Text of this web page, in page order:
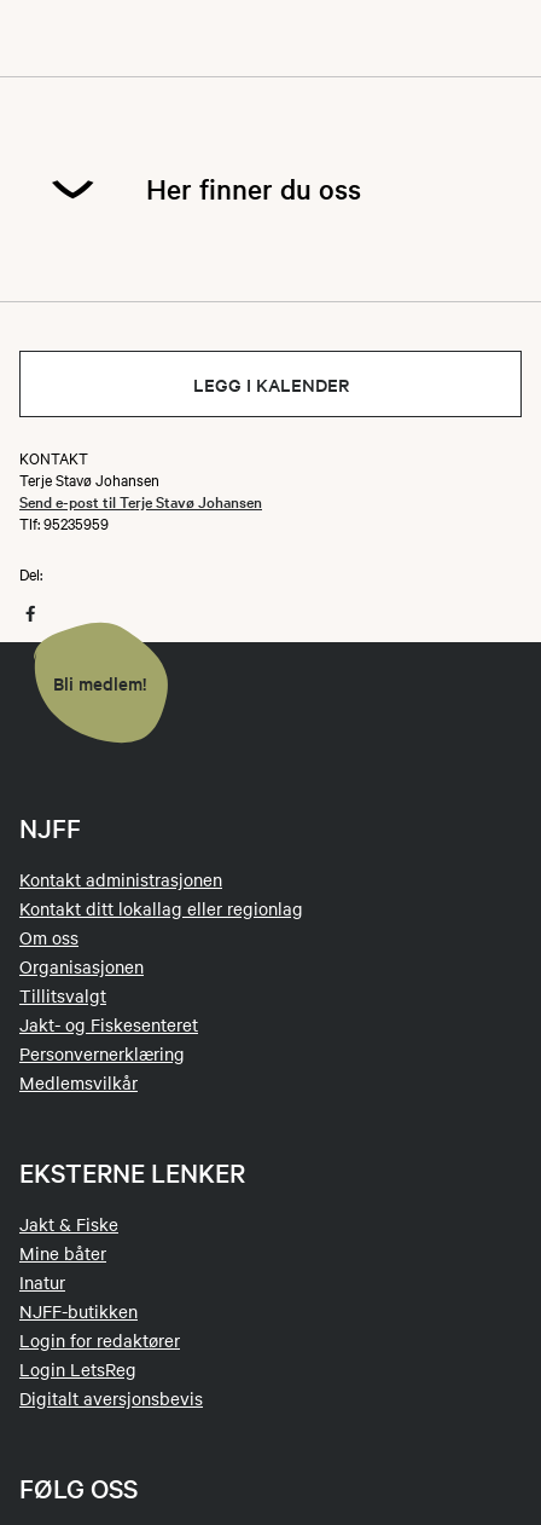
Her finner du oss
LEGG I KALENDER
KONTAKT
Terje Stavø Johansen
Send e-post til Terje Stavø Johansen
Tlf: 95235959
Del:
Bli medlem!
NJFF
Kontakt administrasjonen
Kontakt ditt lokallag eller regionlag
Om oss
Organisasjonen
Tillitsvalgt
Jakt- og Fiskesenteret
Personvernerklæring
Medlemsvilkår
EKSTERNE LENKER
Jakt & Fiske
Mine båter
Inatur
NJFF-butikken
Login for redaktører
Login LetsReg
Digitalt aversjonsbevis
FØLG OSS